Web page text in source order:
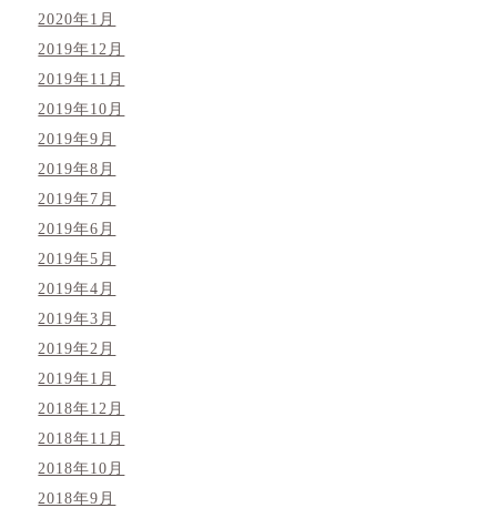
2020年1月
2019年12月
2019年11月
2019年10月
2019年9月
2019年8月
2019年7月
2019年6月
2019年5月
2019年4月
2019年3月
2019年2月
2019年1月
2018年12月
2018年11月
2018年10月
2018年9月